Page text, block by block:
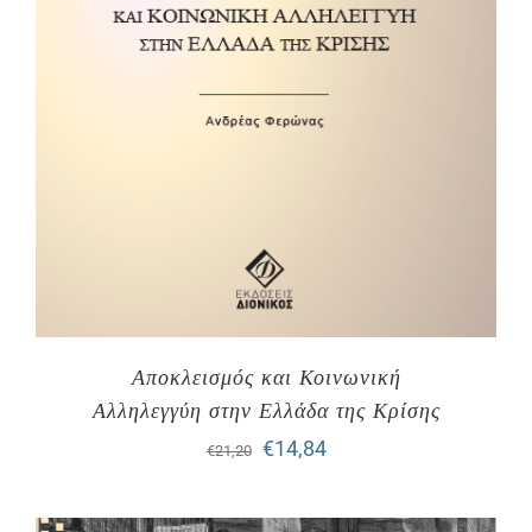
Αποκλεισμός και Κοινωνική
Αλληλεγγύη στην Ελλάδα της Κρίσης
€21,20
Original
€14,84Η